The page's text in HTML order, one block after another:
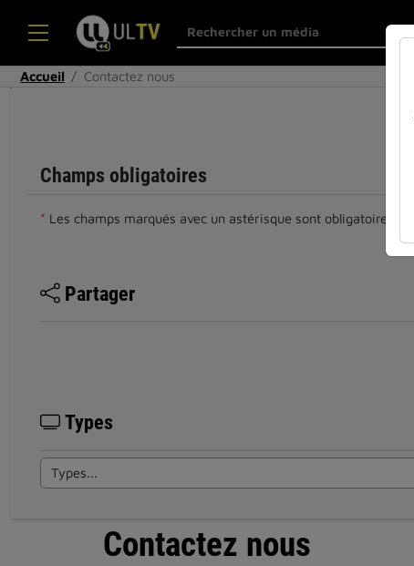
Accueil Contactez nous
Champs obligatoires
* Les champs marqués avec un astérisque sont obligatoires.
Partager
Types
Contactez nous
en métal